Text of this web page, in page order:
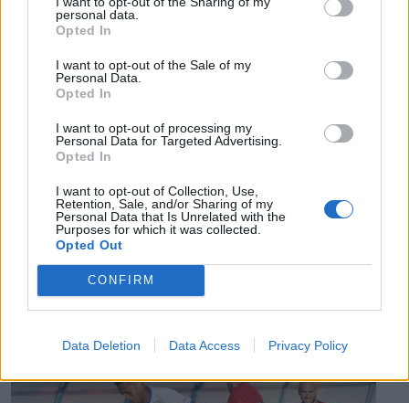
personal data.
Opted In
I want to opt-out of the Sale of my
Personal Data.
Opted In
I want to opt-out of processing my
Personal Data for Targeted Advertising.
Opted In
I want to opt-out of Collection, Use,
Retention, Sale, and/or Sharing of my
Personal Data that Is Unrelated with the
Purposes for which it was collected.
Opted Out
CONFIRM
Data Deletion Data Access Privacy Policy
A Román Rendőrség azt üzeni,
Rendőrségnek – hírmix
hadsereg, egyelőre sikertelenül, az illetékes szerint
pedig semmiféle korlátozás nem lesz a lakossági
EZ IS ÉRDEKELHETI